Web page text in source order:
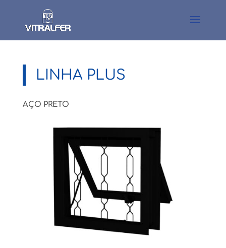
LINHA PLUS
AÇO PRETO